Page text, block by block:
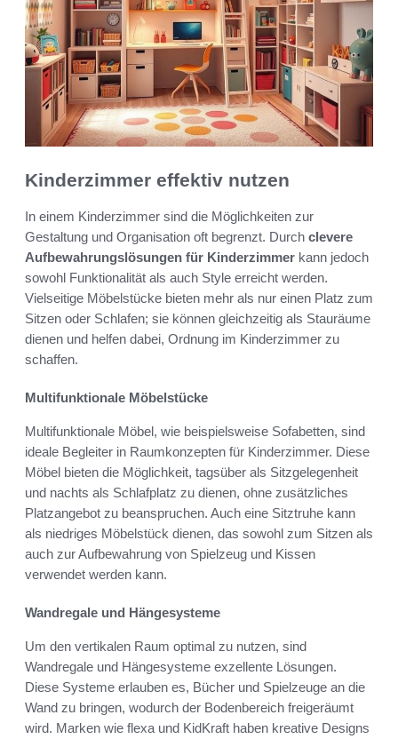
Kinderzimmer effektiv nutzen
In einem Kinderzimmer sind die Möglichkeiten zur
Gestaltung und Organisation oft begrenzt. Durch clevere
Aufbewahrungslösungen für Kinderzimmer kann jedoch
sowohl Funktionalität als auch Style erreicht werden.
Vielseitige Möbelstücke bieten mehr als nur einen Platz zum
Sitzen oder Schlafen; sie können gleichzeitig als Stauräume
dienen und helfen dabei, Ordnung im Kinderzimmer zu
schaffen.
Multifunktionale Möbelstücke
Multifunktionale Möbel, wie beispielsweise Sofabetten, sind
ideale Begleiter in Raumkonzepten für Kinderzimmer. Diese
Möbel bieten die Möglichkeit, tagsüber als Sitzgelegenheit
und nachts als Schlafplatz zu dienen, ohne zusätzliches
Platzangebot zu beanspruchen. Auch eine Sitztruhe kann
als niedriges Möbelstück dienen, das sowohl zum Sitzen als
auch zur Aufbewahrung von Spielzeug und Kissen
verwendet werden kann.
Wandregale und Hängesysteme
Um den vertikalen Raum optimal zu nutzen, sind
Wandregale und Hängesysteme exzellente Lösungen.
Diese Systeme erlauben es, Bücher und Spielzeuge an die
Wand zu bringen, wodurch der Bodenbereich freigeräumt
wird. Marken wie flexa und KidKraft haben kreative Designs